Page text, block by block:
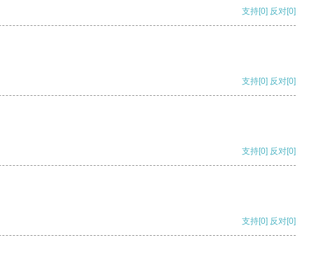
支持[0] 反对[0]
支持[0] 反对[0]
支持[0] 反对[0]
支持[0] 反对[0]